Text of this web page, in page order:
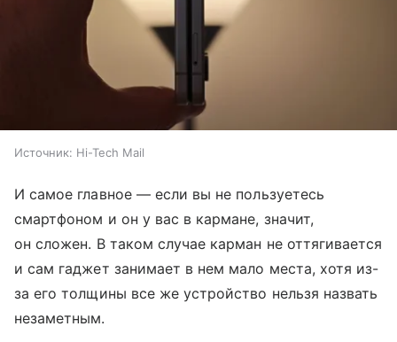
Источник: Hi-Tech Mail
И самое главное — если вы не пользуетесь
смартфоном и он у вас в кармане, значит,
он сложен. В таком случае карман не оттягивается
и сам гаджет занимает в нем мало места, хотя из-
за его толщины все же устройство нельзя назвать
незаметным.